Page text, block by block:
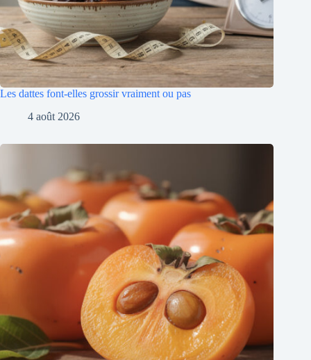
Les dattes font-elles grossir vraiment ou pas
4 août 2026